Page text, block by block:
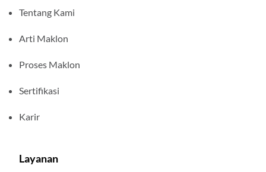
Tentang Kami
Arti Maklon
Proses Maklon
Sertifikasi
Karir
Layanan